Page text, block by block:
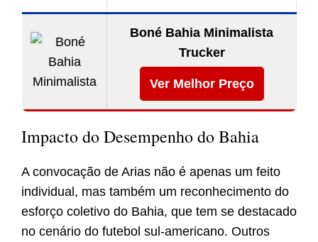
Boné Bahia Minimalista
Trucker
Ver Melhor Preço
Impacto do Desempenho do Bahia
A convocação de Arias não é apenas um feito
individual, mas também um reconhecimento do
esforço coletivo do Bahia, que tem se destacado
no cenário do futebol sul-americano. Outros